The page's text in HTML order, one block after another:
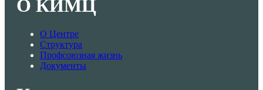
О КИМЦ
О Центре
Структура
Профсоюзная жизнь
Документы